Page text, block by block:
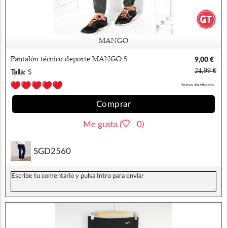
MANGO
Pantalón técnico deporte MANGO S
9,00 €
Talla: S 24,99 €
Nuevo sin etiqueta
Comprar
Me gusta ( 0)
SGD2560